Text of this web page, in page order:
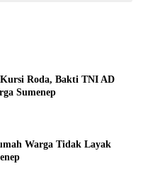
Roda, Bakti TNI AD
Sumenep
Warga Tidak Layak